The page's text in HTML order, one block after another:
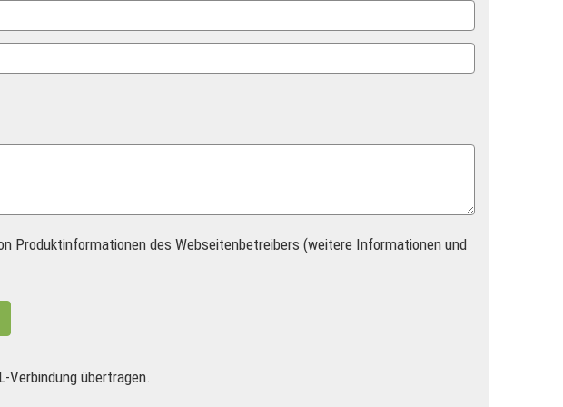
Produktinformationen des Webseitenbetreibers (weitere Informationen und
Verbindung übertragen.